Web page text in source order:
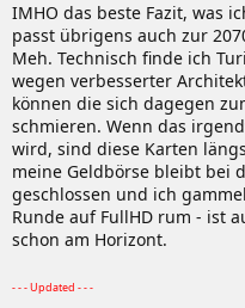
IMHO das beste Fazit, was
passt übrigens auch zur
Meh. Technisch finde ich
wegen verbesserter
können die sich dagegen
schmieren. Wenn das
wird, sind diese Karten
meine Geldbörse bleibt bei
geschlossen und ich
Runde auf FullHD rum - ist
schon am Horizont.
- - - Updated - - -